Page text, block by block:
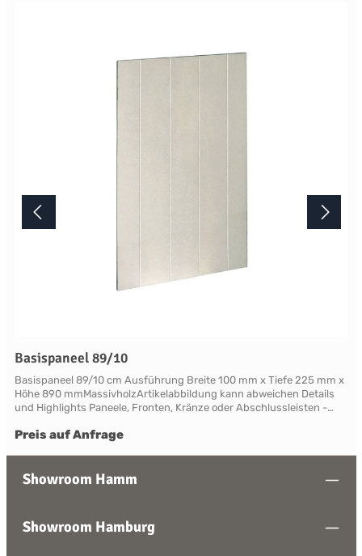
Basispaneel 89/10
Basispaneel 89/10 cm Ausführung Breite 100 mm x Tiefe 225 mm x
Höhe 890 mmMassivholzArtikelabbildung kann abweichen Details
und Highlights Paneele, Fronten, Kränze oder Abschlussleisten -
Modellen mit variablen Ausstattungen und DimensionenNahezu
Service Die Palette der eleganten, handwerklichen Lackfarben von
mischen. Jedes Möbelstück von Neptune kann in Ihrem
Wunschfarbton aus der Neptune Farbkollektion gestrichen werden -
Preis auf Anfrage
Showroom Hamm
Showroom Hamburg